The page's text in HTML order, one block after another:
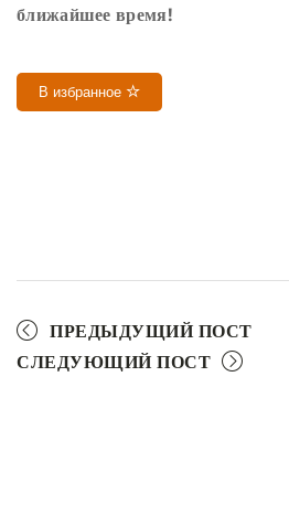
ближайшее время!
В избранное
ПРЕДЫДУЩИЙ ПОСТ
СЛЕДУЮЩИЙ ПОСТ